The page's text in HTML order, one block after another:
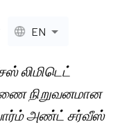
EN
லிமிடெட்
நிறுவனமான
அண்ட் சர்வீஸ்